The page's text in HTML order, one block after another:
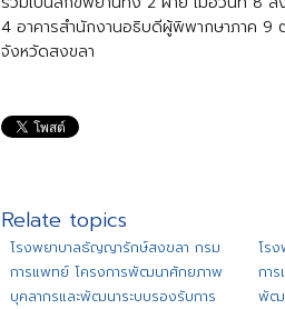
4 อาคารสำนักงานอธิบดีผู้พิพากษาภาค 9
จังหวัดสงขลา
Relate topics
โรงพยาบาลธัญญารักษ์สงขลา กรม
การแพทย์ โครงการพัฒนาศักยภาพ
บุคลากรและพัฒนาระบบรองรับการ
โร
กา
พัฒ